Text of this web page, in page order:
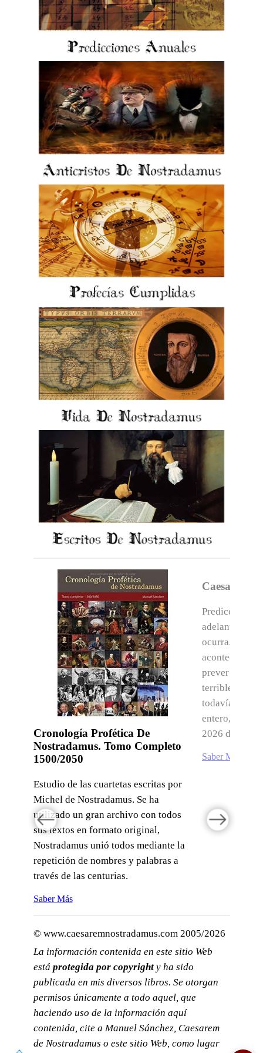
Cronología Profética De
Nostradamus. Tomo Completo
1500/2050
Estudio de las cuartetas escritas por
Michel de Nostradamus. Se ha
utilizado un gran archivo con todos
sus textos en formato original,
Nostradamus unió todos mediante la
repetición de nombres y palabras a
través de las centurias.
Saber Más
Caesarem
Predicciones
adelantan la
ocurra.
prever y
terribles
todavía peor
entero, las
2026 deben
Saber Más
© www.caesaremnostradamus.com 2005/2026
La información contenida en este sitio Web
está protegida por copyrighty ha sido
publicada en mis diversos libros. Se otorgan
permisos únicamente a todo aquel, que
haciendo uso de la información aquí
contenida, cite a Manuel Sánchez, Caesarem
de Nostradamus o este sitio Web, como lugar